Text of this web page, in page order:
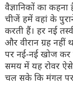
वैज्ञानिकों का
चीजें हमें वहां के
करती हैं। हर नई
और वीरान ग्रह
पर नई-नई खोज कर
समय में यह रोवर
चल सके कि मंगल पर